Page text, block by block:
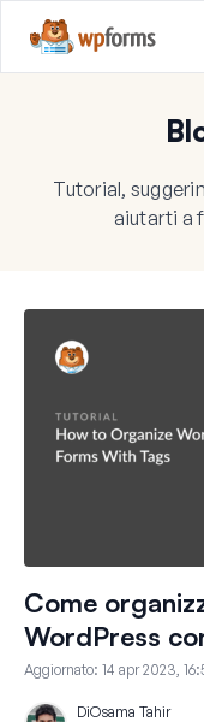
Tutorial,
aiutarti a
Come
WordPress
Aggiornato: 14 apr 2023,
DiOsama Tahir